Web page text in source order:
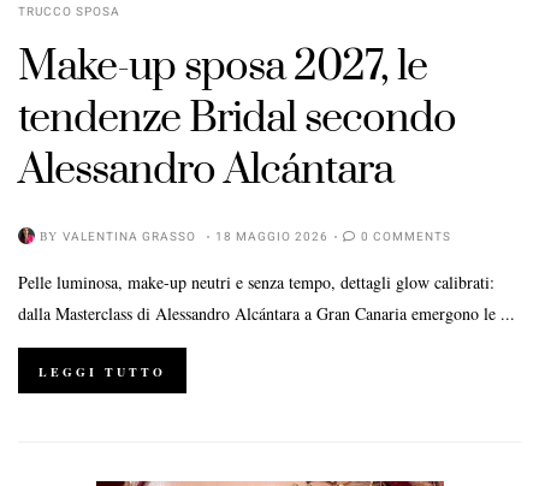
TRUCCO SPOSA
Make-up sposa 2027, le
tendenze Bridal secondo
Alessandro Alcántara
BY VALENTINA GRASSO 18 MAGGIO 2026 0 COMMENTS
Pelle luminosa, make-up neutri e senza tempo, dettagli glow calibrati:
dalla Masterclass di Alessandro Alcántara a Gran Canaria emergono le ...
LEGGI TUTTO